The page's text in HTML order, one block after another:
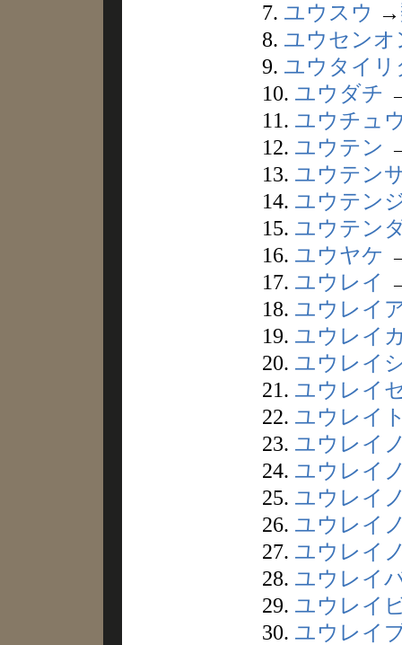
7. ユウスウ →
8. ユウセンオ
9. ユウタイリ
10. ユウダチ
11. ユウチュ
12. ユウテン
13. ユウテン
14. ユウテン
15. ユウテン
16. ユウヤケ
17. ユウレイ
18. ユウレイ
19. ユウレイ
20. ユウレイ
21. ユウレイ
22. ユウレイ
23. ユウレイ
24. ユウレイ
25. ユウレイ
26. ユウレイ
27. ユウレイ
28. ユウレイ
29. ユウレイ
30. ユウレイ